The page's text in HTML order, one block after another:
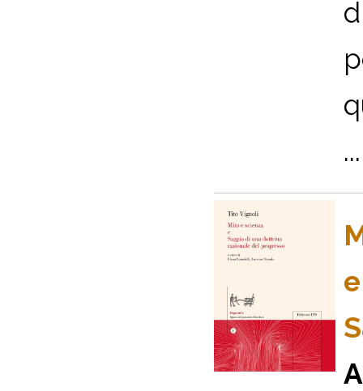
...
e